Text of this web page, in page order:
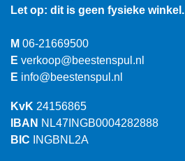
Let op: dit is geen fysieke winkel.
M 06-21669500
E verkoop@beestenspul.nl
E info@beestenspul.nl
KvK 24156865
IBAN NL47INGB0004282888
BIC INGBNL2A